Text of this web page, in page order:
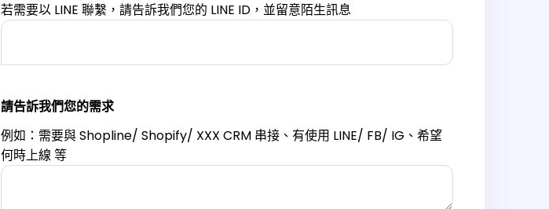
若需要以 LINE 聯繫，請告訴我們您的 LINE ID，並留意陌生訊息
請告訴我們您的需求
例如：需要與 Shopline/ Shopify/ XXX CRM 串接、有使用 LINE/ FB/ IG、希望
何時上線 等